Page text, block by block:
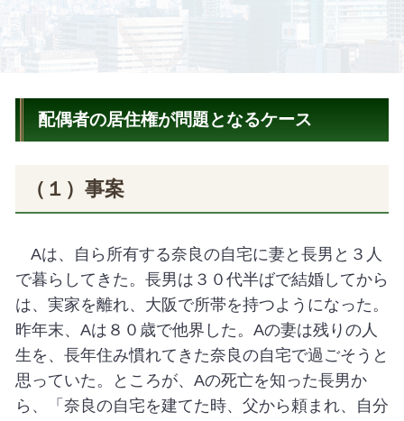
配偶者の居住権が問題となるケース
（１）事案
Aは、自ら所有する奈良の自宅に妻と長男と３人
で暮らしてきた。長男は３０代半ばで結婚してから
は、実家を離れ、大阪で所帯を持つようになった。
昨年末、 Aは８０歳で他界した。 Aの妻は残りの人
生を、長年住み慣れてきた奈良の自宅で過ごそうと
思っていた。ところが、 Aの死亡を知った長男か
ら、「奈良の自宅を建てた時、父から頼まれ、自分